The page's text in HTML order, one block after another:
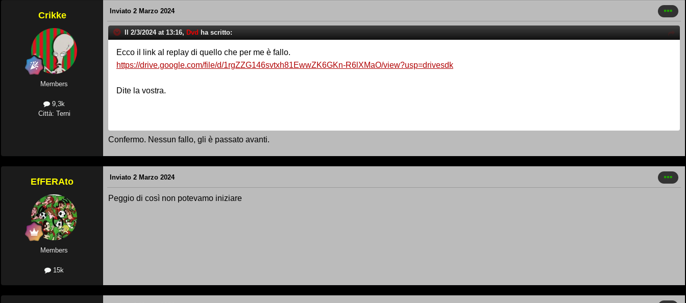
Crikke
Members
9,3k
Città: Terni
Inviato 2 Marzo 2024
Il 2/3/2024 at 13:16, Dvd ha scritto:
Ecco il link al replay di quello che per me è fallo.
https://drive.google.com/file/d/1rgZZG146svtxh81EwwZK6GKn-R6lXMaO/view?usp=drivesdk
Dite la vostra.
Confermo. Nessun fallo, gli è passato avanti.
EfFERAto
Members
15k
Inviato 2 Marzo 2024
Peggio di così non potevamo iniziare